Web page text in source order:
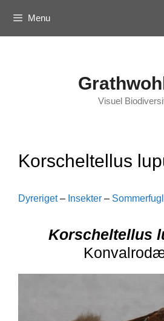
content
Menu
Visuel
Korscheltellus
Dyreriget– Insekter –
Korscheltellus